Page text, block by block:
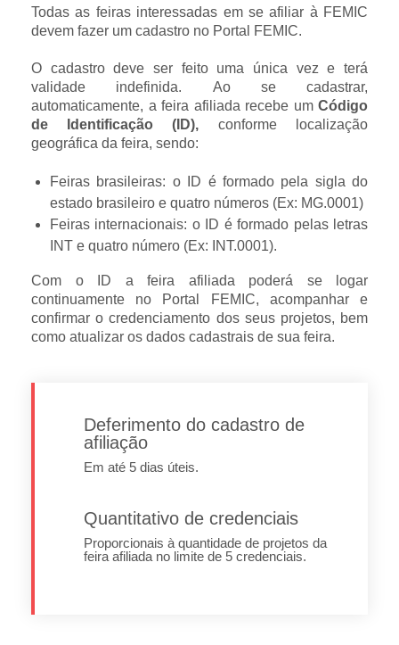
Todas as feiras interessadas em se afiliar à FEMIC
devem fazer um cadastro no Portal FEMIC.
O cadastro deve ser feito uma única vez e terá
validade indefinida. Ao se cadastrar,
automaticamente, a feira afiliada recebe um Código
de Identificação (ID), conforme localização
geográfica da feira, sendo:
Feiras brasileiras: o ID é formado pela sigla do
estado brasileiro e quatro números (Ex: MG.0001)
Feiras internacionais: o ID é formado pelas letras
INT e quatro número (Ex: INT.0001).
Com o ID a feira afiliada poderá se logar
continuamente no Portal FEMIC, acompanhar e
confirmar o credenciamento dos seus projetos, bem
como atualizar os dados cadastrais de sua feira.
Deferimento do cadastro de
afiliação
Em até 5 dias úteis.
Quantitativo de credenciais
Proporcionais à quantidade de projetos da
feira afiliada no limite de 5 credenciais.